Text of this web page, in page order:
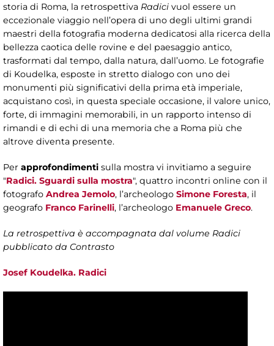
storia di Roma, la retrospettiva Radici vuol essere un
eccezionale viaggio nell’opera di uno degli ultimi grandi
maestri della fotografia moderna dedicatosi alla ricerca della
bellezza caotica delle rovine e del paesaggio antico,
trasformati dal tempo, dalla natura, dall’uomo. Le fotografie
di Koudelka, esposte in stretto dialogo con uno dei
monumenti più significativi della prima età imperiale,
acquistano così, in questa speciale occasione, il valore unico,
forte, di immagini memorabili, in un rapporto intenso di
rimandi e di echi di una memoria che a Roma più che
altrove diventa presente.
Per approfondimenti sulla mostra vi invitiamo a seguire
"Radici. Sguardi sulla mostra", quattro incontri online con il
fotografo Andrea Jemolo, l’archeologo Simone Foresta, il
geografo Franco Farinelli, l’archeologo Emanuele Greco.
La retrospettiva è accompagnata dal volume Radici
pubblicato da Contrasto
Josef Koudelka. Radici